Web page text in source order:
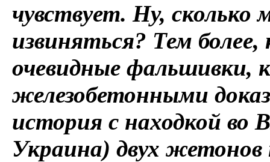
чувствует. Ну, сколько
извиняться? Тем
очевидные фальшивки,
железобетонными
история с находкой во
Украина) двух жетонов